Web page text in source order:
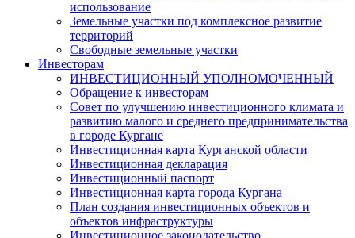
использование
Земельные участки под комплексное развитие
территорий
Свободные земельные участки
Инвесторам
ИНВЕСТИЦИОННЫЙ УПОЛНОМОЧЕННЫЙ
Обращение к инвесторам
Совет по улучшению инвестиционного климата и
развитию малого и среднего предпринимательства
в городе Кургане
Инвестиционная карта Курганской области
Инвестиционная декларация
Инвестиционный паспорт
Инвестиционная карта города Кургана
План создания инвестиционных объектов и
объектов инфраструктуры
Инвестиционное законодательство